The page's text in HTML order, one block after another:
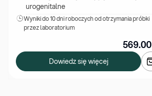
urogenitalne
Wyniki do 10 dni roboczych od otrzymania próbki
przez laboratorium
569.00
Dowiedz się więcej